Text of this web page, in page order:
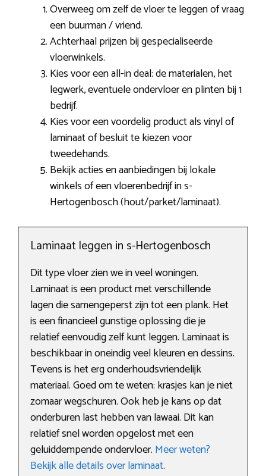
Overweeg om zelf de vloer te leggen of vraag
een buurman / vriend.
Achterhaal prijzen bij gespecialiseerde
vloerwinkels.
Kies voor een all-in deal: de materialen, het
legwerk, eventuele ondervloer en plinten bij 1
bedrijf.
Kies voor een voordelig product als vinyl of
laminaat of besluit te kiezen voor
tweedehands.
Bekijk acties en aanbiedingen bij lokale
winkels of een vloerenbedrijf in s-
Hertogenbosch (hout/parket/laminaat).
Laminaat leggen in s-Hertogenbosch
Dit type vloer zien we in veel woningen.
Laminaat is een product met verschillende
lagen die samengeperst zijn tot een plank. Het
is een financieel gunstige oplossing die je
relatief eenvoudig zelf kunt leggen. Laminaat is
beschikbaar in oneindig veel kleuren en dessins.
Tevens is het erg onderhoudsvriendelijk
materiaal. Goed om te weten: krasjes kan je niet
zomaar wegschuren. Ook heb je kans op dat
onderburen last hebben van lawaai. Dit kan
relatief snel worden opgelost met een
geluiddempende ondervloer. Meer weten?
Bekijk alle details over laminaat.